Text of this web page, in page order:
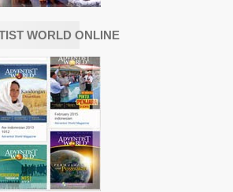
WORLD ONLINE